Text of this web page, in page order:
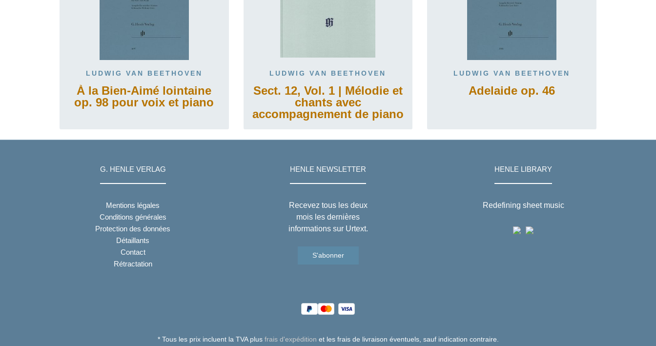
LUDWIG VAN BEETHOVEN
À la Bien-Aimé lointaine
op. 98 pour voix et piano
LUDWIG VAN BEETHOVEN
Sect. 12, Vol. 1 | Mélodie et
chants avec
accompagnement de piano
LUDWIG VAN BEETHOVEN
Adelaide op. 46
G. HENLE VERLAG
Mentions légales
Conditions générales
Protection des données
Détaillants
Contact
Rétractation
HENLE NEWSLETTER
Recevez tous les deux
mois les dernières
informations sur Urtext.
S'abonner
HENLE LIBRARY
Redefining sheet music
* Tous les prix incluent la TVA plus frais d'expédition et les frais de livraison éventuels, sauf indication contraire.